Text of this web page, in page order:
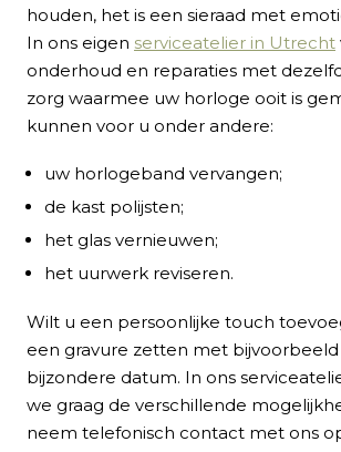
houden, het is een sieraad met
In ons eigen serviceatelier in Utrecht
onderhoud en reparaties met
zorg waarmee uw horloge ooit is
kunnen voor u onder andere:
uw horlogeband vervangen;
de kast polijsten;
het glas vernieuwen;
het uurwerk reviseren.
Wilt u een persoonlijke touch
een gravure zetten met
bijzondere datum. In ons
we graag de verschillende
neem telefonisch contact met ons